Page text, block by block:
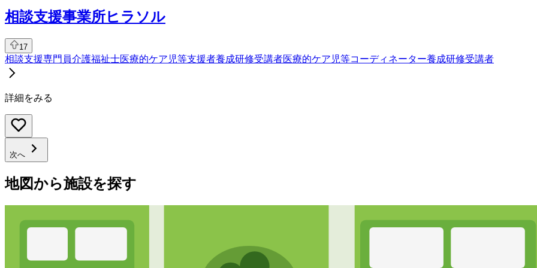
相談支援事業所ヒラソル
17
相談支援専門員介護福祉士医療的ケア児等支援者養成研修受講者医療的ケア児等コーディネーター養成研修受講者
詳細をみる
次へ
地図から施設を探す